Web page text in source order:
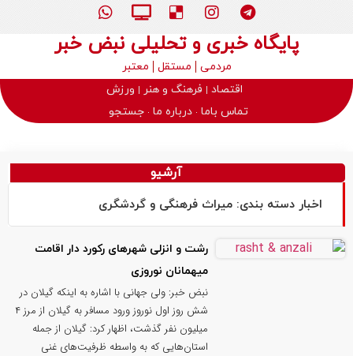
پایگاه خبری و تحلیلی نبض خبر
مردمی مستقل
معتبر
اقتصاد
فرهنگ و هنر
ورزش
تماس باما درباره ما جستجو
آرشیو
اخبار دسته بندی: میراث فرهنگی و گردشگری
رشت و انزلی شهرهای رکورد دار اقامت
میهمانان نوروزی
نبض خبر: ولی جهانی با اشاره به اینکه گیلان در
شش روز اول نوروز ورود مسافر به گیلان از مرز ۴
میلیون نفر گذشت، اظهار کرد: گیلان از جمله
استان‌هایی که به واسطه ظرفیت‌های غنی